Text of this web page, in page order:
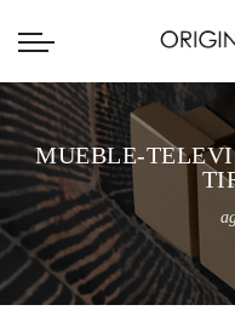
MUEBLE-